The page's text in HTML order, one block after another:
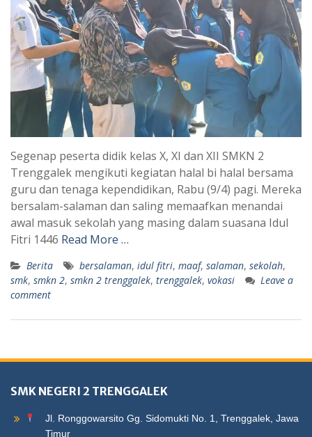
Segenap peserta didik kelas X, XI dan XII SMKN 2
Trenggalek mengikuti kegiatan halal bi halal bersama
guru dan tenaga kependidikan, Rabu (9/4) pagi. Mereka
bersalam-salaman dan saling memaafkan menandai
awal masuk sekolah yang masing dalam suasana Idul
Fitri 1446 Read More …
Berita bersalaman, idul fitri, maaf, salaman, sekolah,
smk, smkn 2, smkn 2 trenggalek, trenggalek, vokasi
Leave a
comment
SMK NEGERI 2 TRENGGALEK
Jl. Ronggowarsito Gg. Sidomukti No. 1, Trenggalek, Jawa
Timur